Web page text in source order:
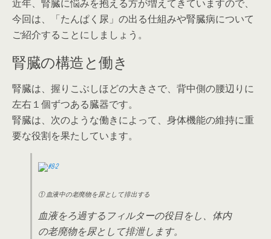
近年、腎臓に悩みを抱える方が増えてきていますので、
今回は、「たんぱく尿」の出る仕組みや腎臓病について
ご紹介することにしましょう。
腎臓の構造と働き
腎臓は、握りこぶしほどの大きさで、背中側の腰辺りに
左右１個ずつある臓器です。
腎臓は、次のような働きによって、身体機能の維持に重
要な役割を果たしています。
① 血液中の老廃物を尿として排出する
血液をろ過するフィルターの役目をし、体内
の老廃物を尿として排泄します。